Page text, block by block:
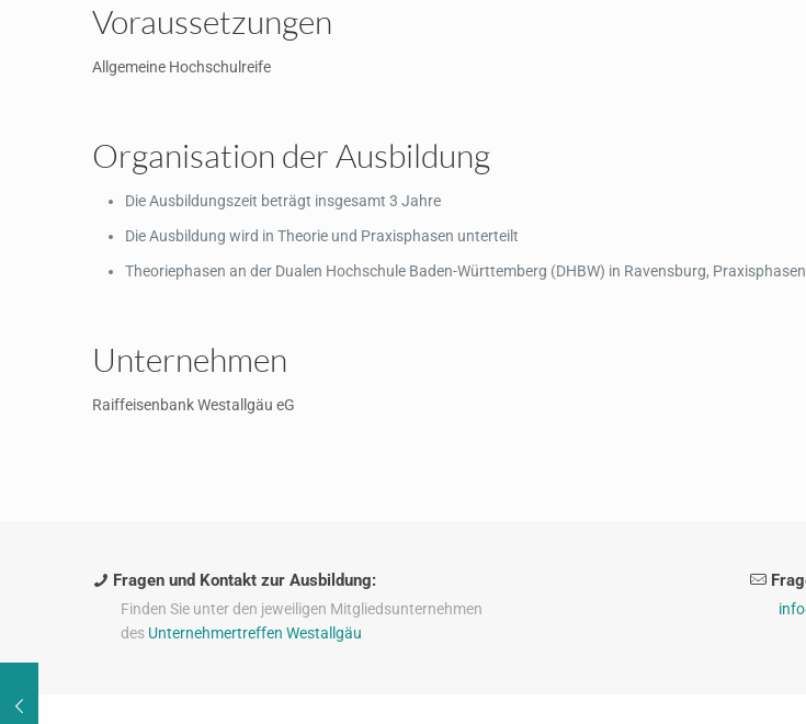
Voraussetzungen
Allgemeine Hochschulreife
Organisation der Ausbildung
Die Ausbildungszeit beträgt insgesamt 3 Jahre
Die Ausbildung wird in Theorie und Praxisphasen unterteilt
Theoriephasen an der Dualen Hochschule Baden-Württemberg (DHBW) in Ravensburg,
Unternehmen
Raiffeisenbank Westallgäu eG
Fragen und Kontakt zur Ausbildung:
Finden Sie unter den jeweiligen Mitgliedsunternehmen
des Unternehmertreffen Westallgäu